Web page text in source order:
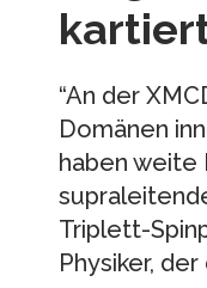
“An der
Domänen
haben weite
Triplett-
Physiker,